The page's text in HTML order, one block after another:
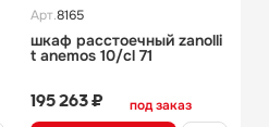
Арт.8165
шкаф расстоечный zanolli
t аnemos 10/cl 71
под заказ
195 263 ₽